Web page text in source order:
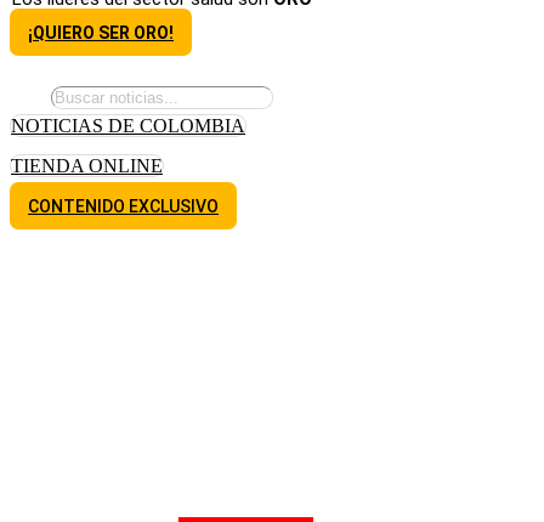
¡QUIERO SER ORO!
NOTICIAS DE COLOMBIA
TIENDA ONLINE
CONTENIDO EXCLUSIVO